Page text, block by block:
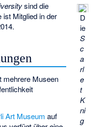
D
ie
S
c
a
rl
e
t
K
ni
g
sind die
ist Mitglied in der
mehrere Museen
Art Museum auf